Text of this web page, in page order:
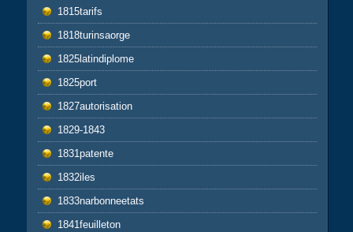
1815tarifs
1818turinsaorge
1825latindiplome
1825port
1827autorisation
1829-1843
1831patente
1832iles
1833narbonneetats
1841feuilleton